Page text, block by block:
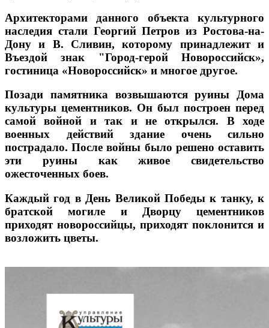
Архитекторами данного объекта культурного
наследия стали Георгий Петров из Ростова-на-
Дону и В. Сливин, которому принадлежит и
Въездой знак "Город-герой Новороссийск»,
гостиница «Новороссийск» и многое другое.
Позади памятника возвышаются руины Дома
культуры цементников. Он был построен перед
самой войной и так и не открылся. В ходе
военных действий здание очень сильно
пострадало. После войны было решено оставить
эти руины как живое свидетельство
ожесточенных боев.
Каждый год в День Великой Победы к танку, к
братской могиле и Дворцу цементников
приходят новороссийцы, приходят поклонится и
возложить цветы.